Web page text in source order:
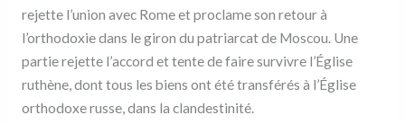
rejette l’union avec Rome et proclame son retour à
l’orthodoxie dans le giron du patriarcat de Moscou. Une
partie rejette l’accord et tente de faire survivre l’Église
ruthène, dont tous les biens ont été transférés à l’Église
orthodoxe russe, dans la clandestinité.